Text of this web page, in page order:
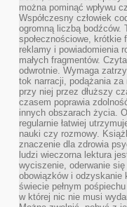
można pominąć wpływu
Współczesny człowiek
ogromną liczbą bodźców.
społecznościowe, krótkie
reklamy i powiadomienia
małych fragmentów.
odwrotnie. Wymaga
tok narracji, podążania
przy niej przez dłuższy
czasem poprawia
innych obszarach życia.
regularnie łatwiej
nauki czy rozmowy.
znaczenie dla zdrowia
ludzi wieczorna lektura
wyciszenie, oderwanie
obowiązków i odzyskanie
świecie pełnym
w której nic nie musi